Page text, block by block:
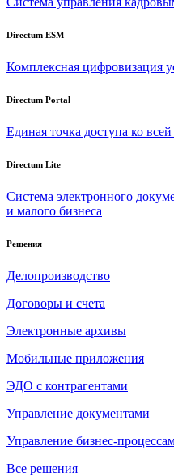
Directum ESM
Комплексная цифровизация
Directum Portal
Единая точка доступа ко
Directum Lite
Система электронного
и малого бизнеса
Решения
Делопроизводство
Договоры и счета
Электронные архивы
Мобильные приложения
ЭДО с контрагентами
Управление документами
Управление бизнес-
Все решения